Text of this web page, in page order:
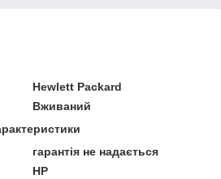
Hewlett Packard
Вживаний
гарантія не надається
HP